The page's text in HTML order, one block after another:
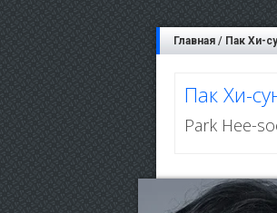
Главная / Пак Хи-
Пак Хи-
Park Hee-